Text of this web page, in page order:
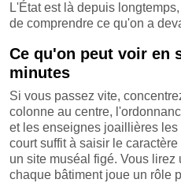
L'État est là depuis
de comprendre ce qu'on a
Ce qu'on peut voir en
minutes
Si vous passez vite,
colonne au centre,
et les enseignes joaillières
court suffit à saisir le
un site muséal figé. Vous
chaque bâtiment joue un rôle